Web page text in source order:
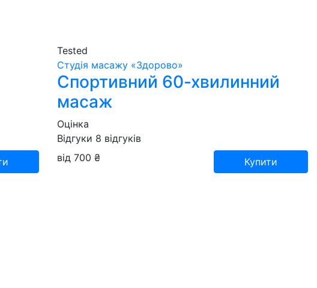
Tested
Студія масажу «‎‎Здорово»
Спортивний 60-хвилинний
масаж
Оцінка
Відгуки 8 відгуків
від 700 ₴
Купити